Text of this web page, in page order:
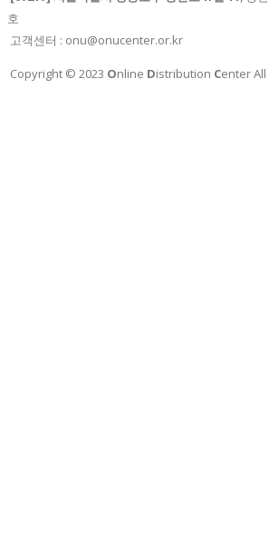
호
고객센터 : onu@onucenter.or.kr
Copyright © 2023 Online Distribution Center